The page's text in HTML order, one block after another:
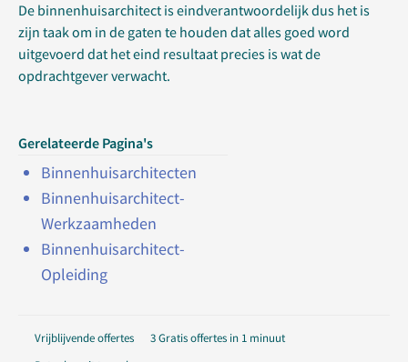
De binnenhuisarchitect is eindverantwoordelijk dus het is
zijn taak om in de gaten te houden dat alles goed word
uitgevoerd dat het eind resultaat precies is wat de
opdrachtgever verwacht.
Gerelateerde Pagina's
Binnenhuisarchitecten
Binnenhuisarchitect-
Werkzaamheden
Binnenhuisarchitect-
Opleiding
Vrijblijvende offertes
3 Gratis offertes in 1 minuut